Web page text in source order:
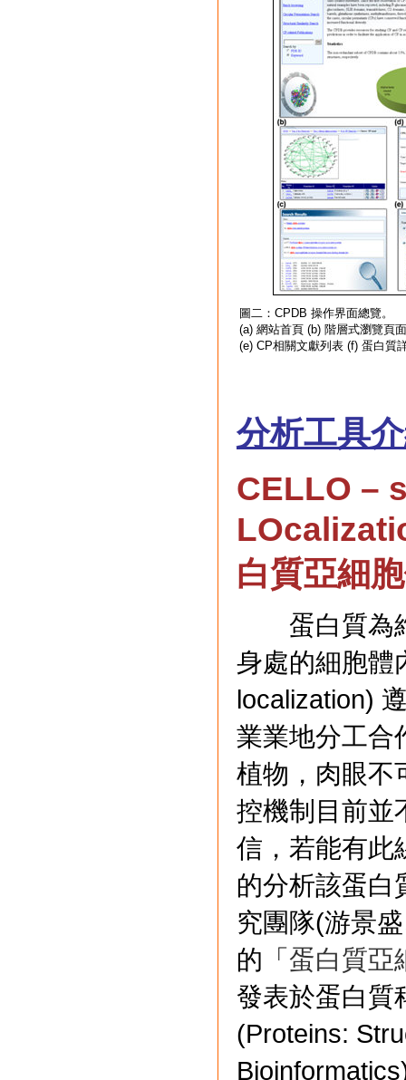
圖二：CPDB 操作界面總覽。
(a) 網站首頁 (b) 階層式瀏覽頁
(e) CP相關文獻列表 (f) 蛋白質
分析工具
CELLO –
白質亞細
蛋白質為維
身處的細胞體
localization)
業業地分工合
植物，肉眼不
控機制目前並
信，若能有此
的分析該蛋白
究團隊(游景
的「蛋白質亞
發表於蛋白質
(Proteins: